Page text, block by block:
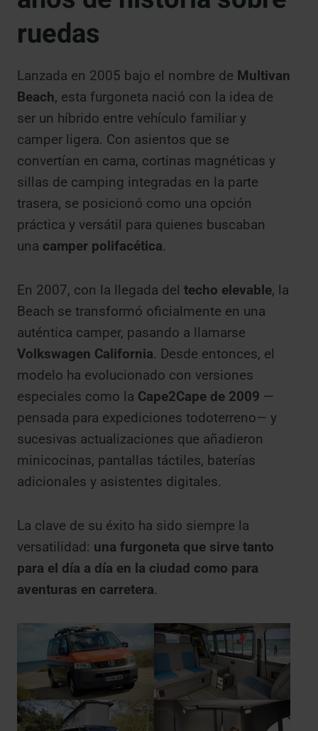
ruedas
Lanzada en 2005 bajo el nombre de Multivan
Beach, esta furgoneta nació con la idea de
ser un híbrido entre vehículo familiar y
camper ligera. Con asientos que se
convertían en cama, cortinas magnéticas y
sillas de camping integradas en la parte
trasera, se posicionó como una opción
práctica y versátil para quienes buscaban
una camper polifacética.
En 2007, con la llegada del techo elevable, la
Beach se transformó oficialmente en una
auténtica camper, pasando a llamarse
Volkswagen California. Desde entonces, el
modelo ha evolucionado con versiones
especiales como la Cape2Cape de 2009 —
pensada para expediciones todoterreno— y
sucesivas actualizaciones que añadieron
minicocinas, pantallas táctiles, baterías
adicionales y asistentes digitales.
La clave de su éxito ha sido siempre la
versatilidad: una furgoneta que sirve tanto
para el día a día en la ciudad como para
aventuras en carretera.